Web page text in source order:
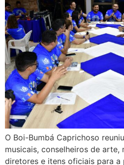
O Boi-Bumbá Caprichoso
musicais, conselheiros de arte,
diretores e itens oficiais para a